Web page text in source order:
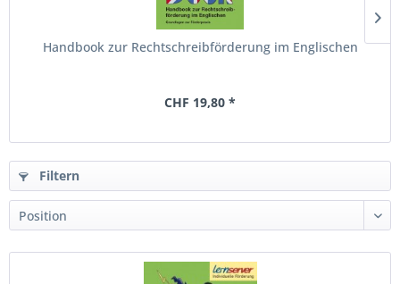
Handbook zur Rechtschreibförderung im Englischen
CHF 19,80 *
Filtern